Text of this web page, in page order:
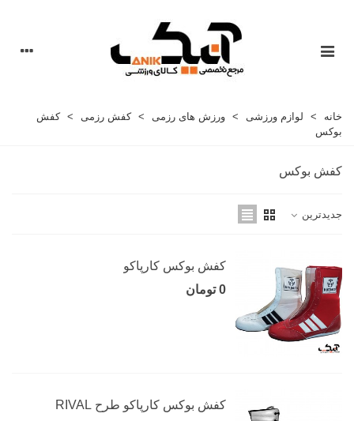
خانه > لوازم ورزشی > ورزش های رزمی > کفش رزمی > کفش
بوکس
کفش بوکس
جدیدترین
کفش بوکس کارپاکو
0 تومان
کفش بوکس کارپاکو طرح RIVAL